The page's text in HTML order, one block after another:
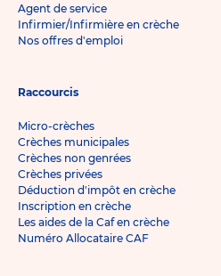
Agent de service
Infirmier/Infirmière en crèche
Nos offres d'emploi
Raccourcis
Micro-crèches
Crèches municipales
Crèches non genrées
Crèches privées
Déduction d'impôt en crèche
Inscription en crèche
Les aides de la Caf en crèche
Numéro Allocataire CAF